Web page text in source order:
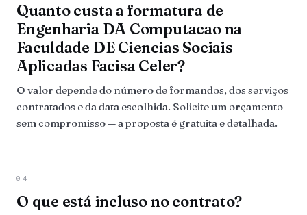
Quanto custa a formatura de
Engenharia DA Computacao na
Faculdade DE Ciencias Sociais
Aplicadas Facisa Celer?
O valor depende do número de formandos, dos serviços
contratados e da data escolhida. Solicite um orçamento
sem compromisso — a proposta é gratuita e detalhada.
04
O que está incluso no contrato?